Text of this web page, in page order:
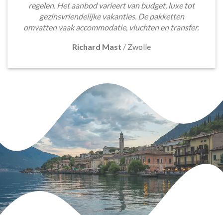
regelen. Het aanbod varieert van budget, luxe tot
gezinsvriendelijke vakanties. De pakketten
omvatten vaak accommodatie, vluchten en transfer.
Richard Mast / Zwolle